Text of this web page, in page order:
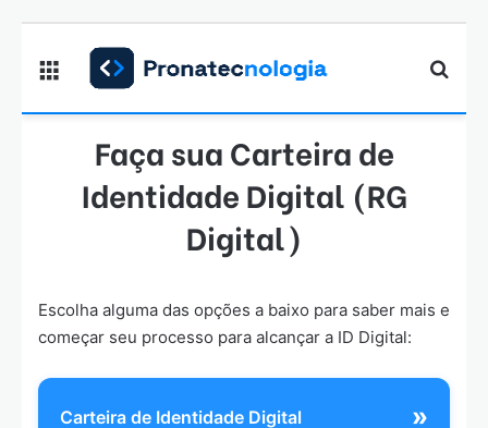
Menu
Faça sua Carteira de
Identidade Digital (RG
Digital)
Escolha alguma das opções a baixo para saber mais e
começar seu processo para alcançar a ID Digital:
Carteira de Identidade Digital »